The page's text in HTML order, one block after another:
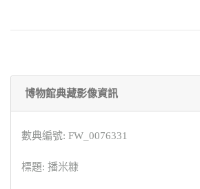
博物館典藏影像資訊
數典編號: FW_0076331
標題: 播米糠